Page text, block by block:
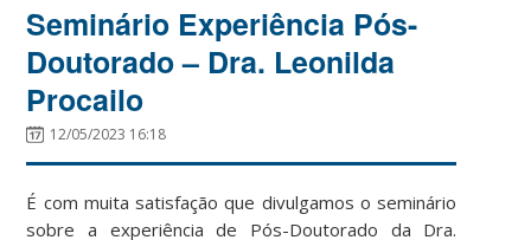
Seminário Experiência Pós-
Doutorado – Dra. Leonilda
Procailo
12/05/2023 16:18
É com muita satisfação que divulgamos o seminário
sobre a experiência de Pós-Doutorado da Dra.